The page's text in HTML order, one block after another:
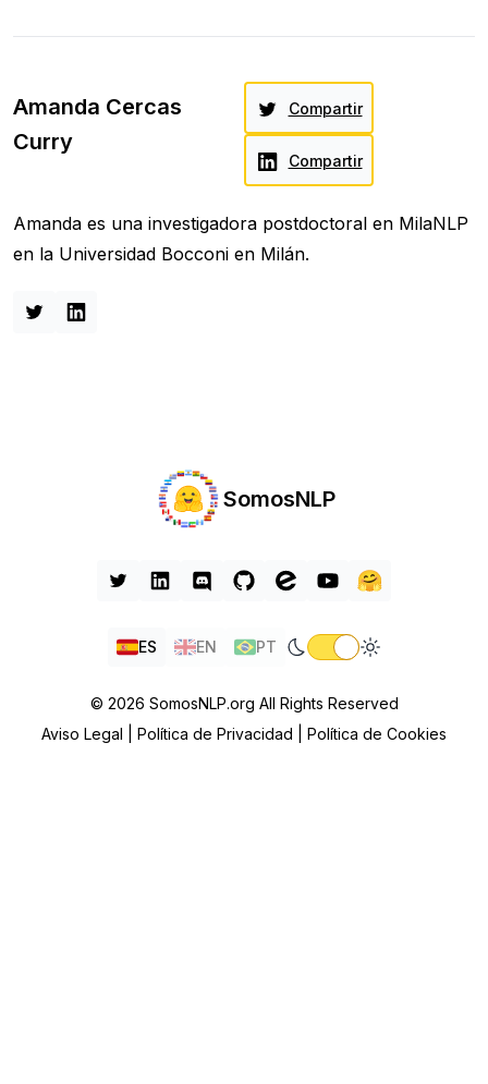
Amanda Cercas
Curry
Compartir
Compartir
Amanda es una investigadora postdoctoral en MilaNLP
en la Universidad Bocconi en Milán.
SomosNLP
ES EN PT
© 2026 SomosNLP.org All Rights Reserved
Aviso Legal | Política de Privacidad | Política de Cookies